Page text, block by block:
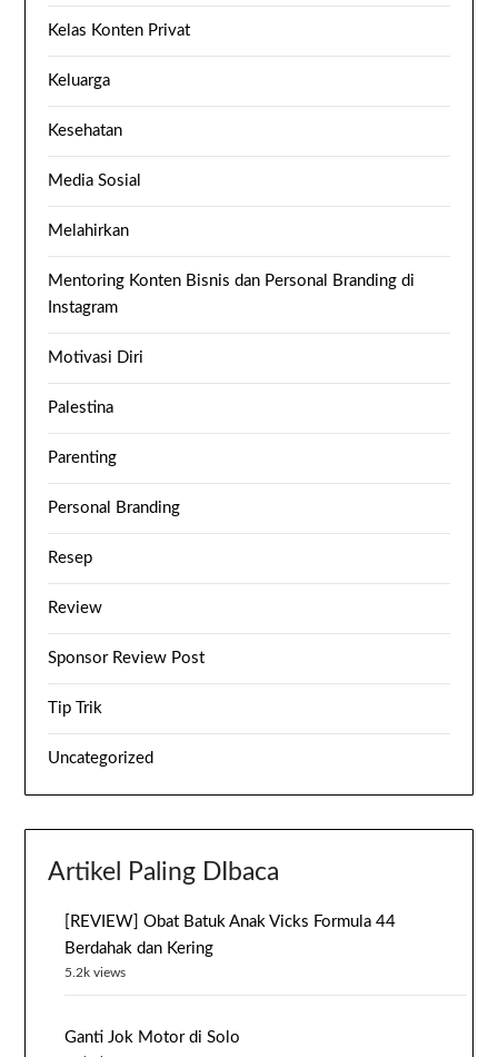
Kelas Konten Privat
Keluarga
Kesehatan
Media Sosial
Melahirkan
Mentoring Konten Bisnis dan Personal Branding di
Instagram
Motivasi Diri
Palestina
Parenting
Personal Branding
Resep
Review
Sponsor Review Post
Tip Trik
Uncategorized
Artikel Paling DIbaca
[REVIEW] Obat Batuk Anak Vicks Formula 44
Berdahak dan Kering
5.2k views
Ganti Jok Motor di Solo